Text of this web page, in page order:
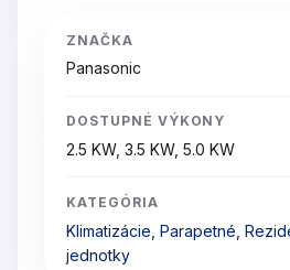
ZNAČKA
Panasonic
DOSTUPNÉ VÝKONY
2.5 KW, 3.5 KW, 5.0 KW
KATEGÓRIA
Klimatizácie Parapetné
jednotky